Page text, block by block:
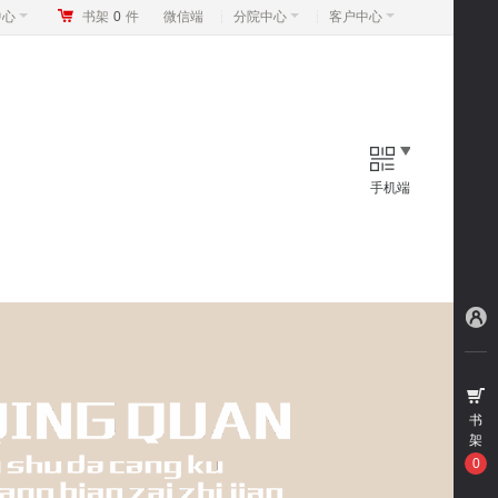
书架 0 件 微信端 分院中心 客户中心
手机端
书
架
0